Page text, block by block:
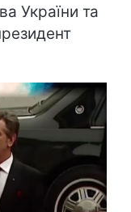
України та